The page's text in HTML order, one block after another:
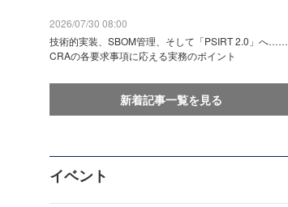
2026/07/30 08:00
技術的実装、SBOM管理、そして「PSIRT 2.0」へ……
CRAの各要求事項に応える実務のポイント
新着記事一覧を見る
イベント